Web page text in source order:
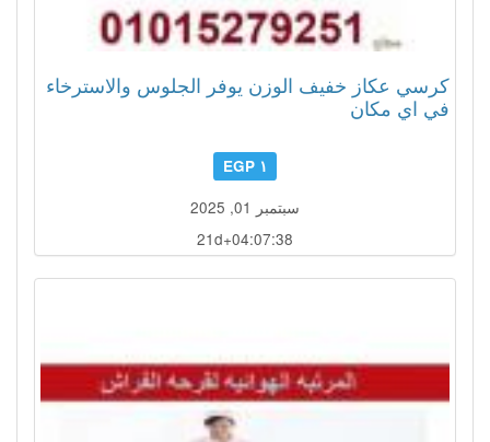
كرسي عكاز خفيف الوزن يوفر الجلوس والاسترخاء
في اي مكان
١ EGP
سبتمبر 01, 2025
21d+04:07:35